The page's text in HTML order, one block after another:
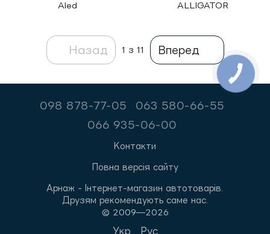
Aled ALLIGATOR
Назад 1 з 11 Вперед
098 878-77-05
063 580-66-55
066 935-06-00
Контакти
Повна версія сайту
Арнаж - Інтернет-магазин автотоварів.
Друзям рекомендують саме нас.
© 2009—2026
Укр Рус